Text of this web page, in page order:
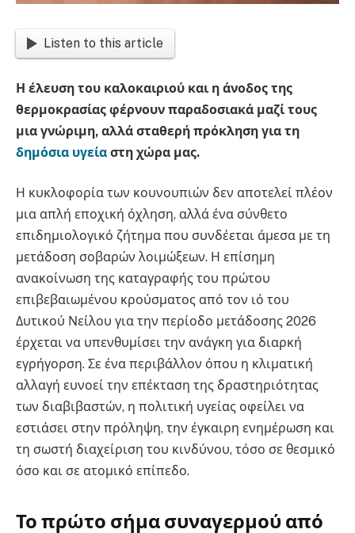
Listen to this article
Η έλευση του καλοκαιριού και η άνοδος της
θερμοκρασίας φέρνουν παραδοσιακά μαζί τους
μια γνώριμη, αλλά σταθερή πρόκληση για τη
δημόσια υγεία στη χώρα μας.
Η κυκλοφορία των κουνουπιών δεν αποτελεί πλέον
μια απλή εποχική όχληση, αλλά ένα σύνθετο
επιδημιολογικό ζήτημα που συνδέεται άμεσα με τη
μετάδοση σοβαρών λοιμώξεων. Η επίσημη
ανακοίνωση της καταγραφής του πρώτου
επιβεβαιωμένου κρούσματος από τον ιό του
Δυτικού Νείλου για την περίοδο μετάδοσης 2026
έρχεται να υπενθυμίσει την ανάγκη για διαρκή
εγρήγορση. Σε ένα περιβάλλον όπου η κλιματική
αλλαγή ευνοεί την επέκταση της δραστηριότητας
των διαβιβαστών, η πολιτική υγείας οφείλει να
εστιάσει στην πρόληψη, την έγκαιρη ενημέρωση και
τη σωστή διαχείριση του κινδύνου, τόσο σε θεσμικό
όσο και σε ατομικό επίπεδο.
Το πρώτο σήμα συναγερμού από